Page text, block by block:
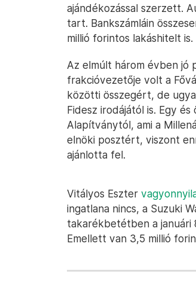
ajándékozással szerzett.
tart. Bankszámláin
millió forintos lakáshitelt is.
Az elmúlt három évben
frakcióvezetője volt a
közötti összegért, de
Fidesz irodájától is. Egy
Alapítványtól, ami a
elnöki posztért, viszont
ajánlotta fel.
Vitályos Eszter
ingatlana nincs, a Suzuki
takarékbetétben a januári
Emellett van 3,5 millió